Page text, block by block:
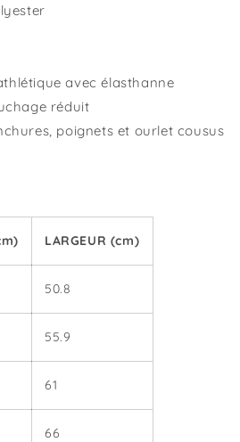
avec élasthanne
réduit
poignets et ourlet cousus
LARGEUR (cm)
50.8
55.9
61
66